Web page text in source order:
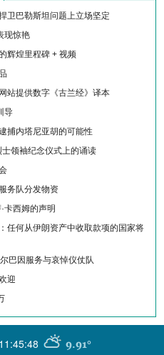
卫巴勒斯坦问题上立场坚定
现惊艳
辉煌里程碑 + 视频
站提供数字《古兰经》译本
导
捕内塔尼亚胡的可能性
士领袖纪念仪式上的诵读
务队分发物资
卡西姆的声明
任何从伊朗资产中收取款项的国家将
巴因服务与哀悼仪仗队
迎
9.91°